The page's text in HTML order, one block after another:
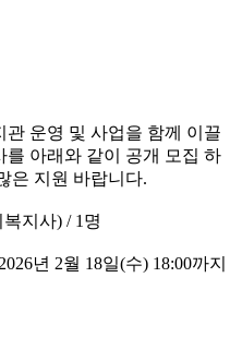
운영 및 사업을 함께 이끌
아래와 같이 공개 모집 하
은 지원 바랍니다.
복지사) / 1 명
년 2월 18일(수) 18:00까지